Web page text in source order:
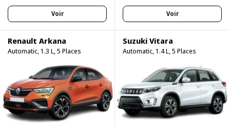
Voir Voir
Renault Arkana
Automatic, 1.3 L, 5 Places
Suzuki Vitara
Automatic, 1.4 L, 5 Places